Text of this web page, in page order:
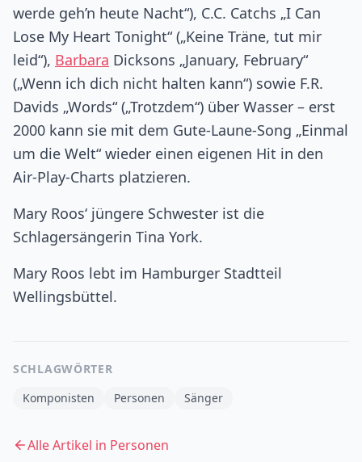
werde geh’n heute Nacht“), C.C. Catchs „I Can
Lose My Heart Tonight“ („Keine Träne, tut mir
leid“), Barbara Dicksons „January, February“
(„Wenn ich dich nicht halten kann“) sowie F.R.
Davids „Words“ („Trotzdem“) über Wasser – erst
2000 kann sie mit dem Gute-Laune-Song „Einmal
um die Welt“ wieder einen eigenen Hit in den
Air-Play-Charts platzieren.
Mary Roos‘ jüngere Schwester ist die
Schlagersängerin Tina York.
Mary Roos lebt im Hamburger Stadtteil
Wellingsbüttel.
SCHLAGWÖRTER
Komponisten
Personen Sänger
Alle Artikel in Personen